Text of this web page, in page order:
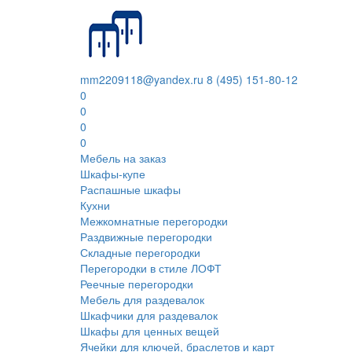
mm2209118@yandex.ru 8 (495) 151-80-12
0
0
0
0
Мебель на заказ
Шкафы-купе
Распашные шкафы
Кухни
Межкомнатные перегородки
Раздвижные перегородки
Складные перегородки
Перегородки в стиле ЛОФТ
Реечные перегородки
Мебель для раздевалок
Шкафчики для раздевалок
Шкафы для ценных вещей
Ячейки для ключей, браслетов и карт